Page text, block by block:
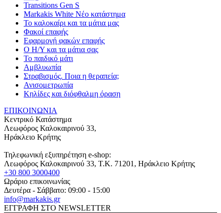
Transitions Gen S
Markakis White Νέο κατάστημα
Το καλοκαίρι και τα μάτια μας
Φακοί επαφής
Εφαρμογή φακών επαφής
Ο Η/Υ και τα μάτια σας
Το παιδικό μάτι
Αμβλυωπία
Στραβισμός. Ποια η θεραπεία;
Ανισομετρωπία
Κηλίδες και διόφθαλμη όραση
ΕΠΙΚΟΙΝΩΝΙΑ
Κεντρικό Κατάστημα
Λεωφόρος Καλοκαιρινού 33,
Ηράκλειο Κρήτης
Τηλεφωνική εξυπηρέτηση e-shop:
Λεωφόρος Καλοκαιρινού 33, T.K. 71201 , Ηράκλειο Κρήτης
+30 800 3000400
Ωράριο επικοινωνίας
Δευτέρα - Σάββατο: 09:00 - 15:00
info@markakis.gr
ΕΓΓΡΑΦΗ ΣΤΟ NEWSLETTER